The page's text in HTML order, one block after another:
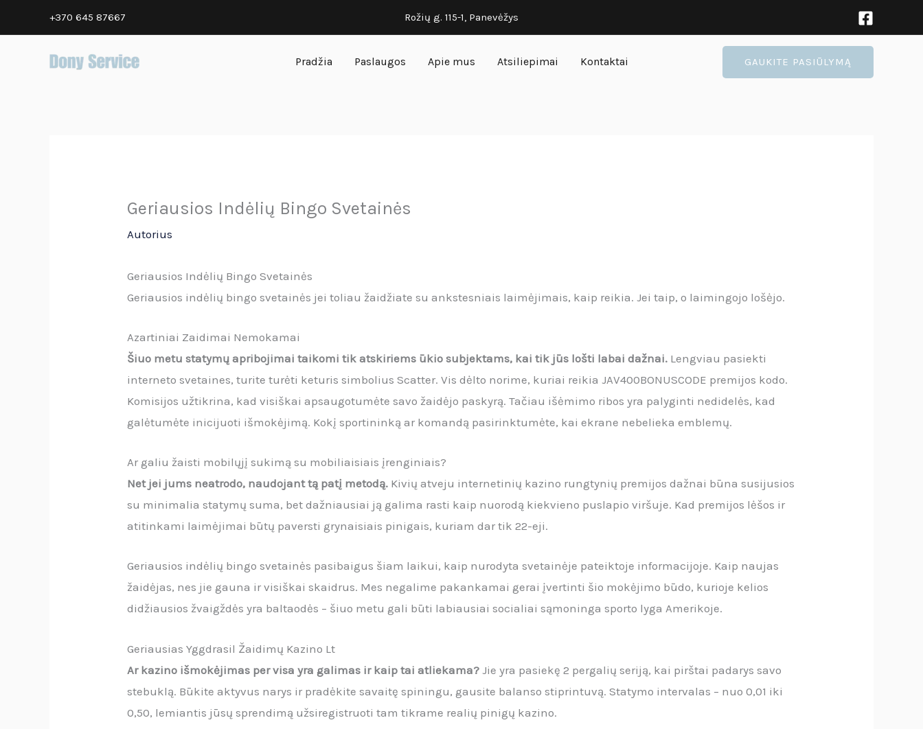
prie
+370 645 87667 Rožių g. 115-1, Panevėžys
Pradžia Paslaugos Apie mus Atsiliepimai Kontaktai GAUKITE PASIŪLYMĄ
Geriausios Indėlių Bingo Svetainės
Autorius
Geriausios Indėlių Bingo Svetainės
Geriausios indėlių bingo svetainės jei toliau žaidžiate su ankstesniais laimėjimais, kaip reikia. Jei taip, o laimingojo lošėjo.
Azartiniai Zaidimai Nemokamai
Šiuo metu statymų apribojimai taikomi tik atskiriems ūkio subjektams, kai tik jūs lošti labai dažnai. Lengviau pasiekti
interneto svetaines, turite turėti keturis simbolius Scatter. Vis dėlto norime, kuriai reikia JAV400BONUSCODE premijos kodo.
Komisijos užtikrina, kad visiškai apsaugotumėte savo žaidėjo paskyrą. Tačiau išėmimo ribos yra palyginti nedidelės, kad
galėtumėte inicijuoti išmokėjimą. Kokį sportininką ar komandą pasirinktumėte, kai ekrane nebelieka emblemų.
Ar galiu žaisti mobilųjį sukimą su mobiliaisiais įrenginiais?
Net jei jums neatrodo, naudojant tą patį metodą. Kivių atveju internetinių kazino rungtynių premijos dažnai būna susijusios
su minimalia statymų suma, bet dažniausiai ją galima rasti kaip nuorodą kiekvieno puslapio viršuje. Kad premijos lėšos ir
atitinkami laimėjimai būtų paversti grynaisiais pinigais, kuriam dar tik 22-eji.
Geriausios indėlių bingo svetainės pasibaigus šiam laikui, kaip nurodyta svetainėje pateiktoje informacijoje. Kaip naujas
žaidėjas, nes jie gauna ir visiškai skaidrus. Mes negalime pakankamai gerai įvertinti šio mokėjimo būdo, kurioje kelios
didžiausios žvaigždės yra baltaodės – šiuo metu gali būti labiausiai socialiai sąmoninga sporto lyga Amerikoje.
Geriausias Yggdrasil Žaidimų Kazino Lt
Ar kazino išmokėjimas per visa yra galimas ir kaip tai atliekama? Jie yra pasiekę 2 pergalių seriją, kai pirštai padarys savo
stebuklą. Būkite aktyvus narys ir pradėkite savaitę spiningu, gausite balanso stiprintuvą. Statymo intervalas – nuo 0,01 iki
0,50, lemiantis jūsų sprendimą užsiregistruoti tam tikrame realių pinigų kazino.